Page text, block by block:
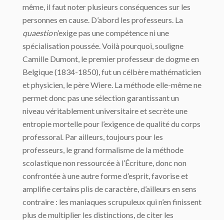
même, il faut noter plusieurs conséquences sur les
personnes en cause. D’abord les professeurs. La
quaestion’exige pas une compétence ni une
spécialisation poussée. Voilà pourquoi, souligne
Camille Dumont, le premier professeur de dogme en
Belgique (1834-1850), fut un célbère mathématicien
et physicien, le père Wiere. La méthode elle-même ne
permet donc pas une sélection garantissant un
niveau véritablement universitaire et secrète une
entropie mortelle pour l’exigence de qualité du corps
professoral. Par ailleurs, toujours pour les
professeurs, le grand formalisme de la méthode
scolastique non ressourcée à l’Écriture, donc non
confrontée à une autre forme d’esprit, favorise et
amplifie certains plis de caractère, d’ailleurs en sens
contraire : les maniaques scrupuleux qui n’en finissent
plus de multiplier les distinctions, de citer les